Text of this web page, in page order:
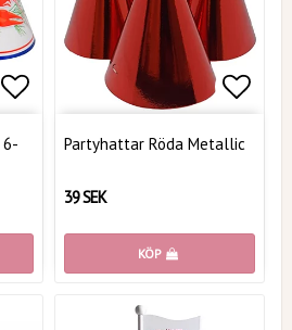
Lägg till i favoritlistan
Partyhattar Röda Metallic
39 SEK
KÖP